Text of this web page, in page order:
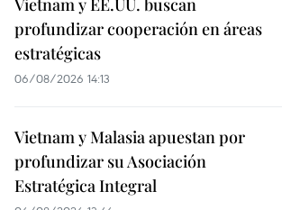
Vietnam y EE.UU. buscan
profundizar cooperación en áreas
estratégicas
06/08/2026 14:13
Vietnam y Malasia apuestan por
profundizar su Asociación
Estratégica Integral